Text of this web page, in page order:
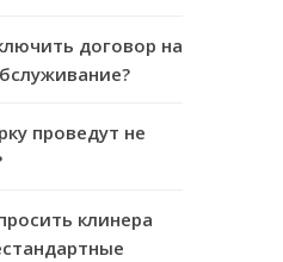
договор на
проведут не
клинера